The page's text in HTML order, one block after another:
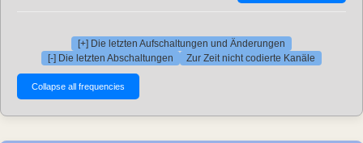
[+] Die letzten Aufschaltungen und Änderungen
[-] Die letzten Abschaltungen
Zur Zeit nicht codierte Kanäle